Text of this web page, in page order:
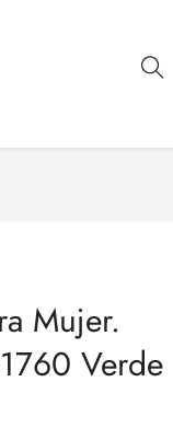
Mujer.
Verde